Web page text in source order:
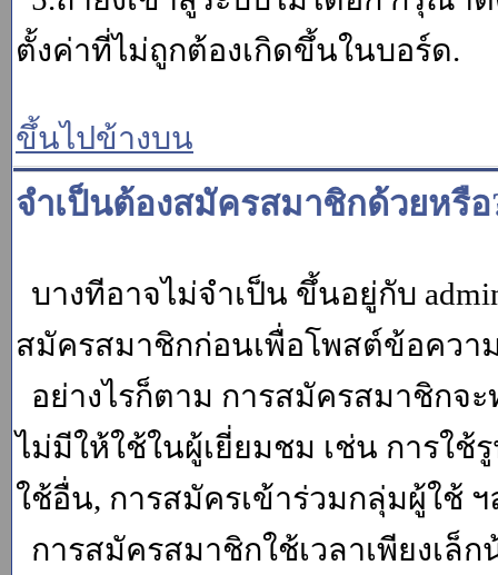
ตั้งค่าที่ไม่ถูกต้องเกิดขึ้นในบอร์ด.
ขึ้นไปข้างบน
จำเป็นต้องสมัครสมาชิกด้วยหรือ
บางทีอาจไม่จำเป็น ขึ้นอยู่กับ
สมัครสมาชิกก่อนเพื่อโพสต์ข้อควา
อย่างไรก็ตาม การสมัครสมาชิก
ไม่มีให้ใช้ในผู้เยี่ยมชม เช่น การใช้
ใช้อื่น, การสมัครเข้าร่วมกลุ่มผู้ใช้ ฯ
การสมัครสมาชิกใช้เวลาเพียงเ